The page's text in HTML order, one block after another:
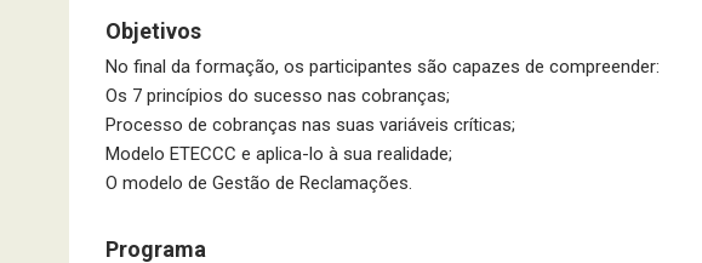
Objetivos
No final da formação, os participantes são capazes de compreender:
Os 7 princípios do sucesso nas cobranças;
Processo de cobranças nas suas variáveis críticas;
Modelo ETECCC e aplica-lo à sua realidade;
O modelo de Gestão de Reclamações.
Programa